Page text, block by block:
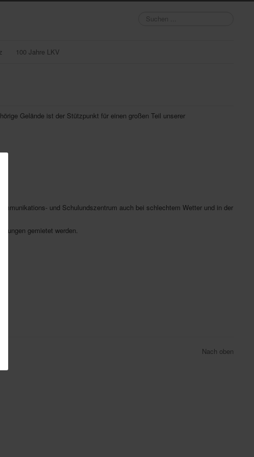
Suchen
100 Jahre LKV
Gelände ist der Stützpunkt für einen großen Teil unserer
und Schulundszentrum auch bei schlechtem Wetter und in der
gemietet werden.
Nach oben